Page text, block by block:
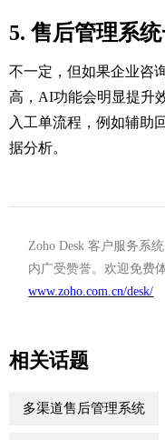
5. 售后管理系
不一定，但如果企业咨
高，AI功能会明显提升
入工单流程，例如辅助
据分析。
Zoho Desk 客户服务系
内广受赞誉。欢迎免费
www.zoho.com.cn/desk/
相关话题
多渠道售后管理系统